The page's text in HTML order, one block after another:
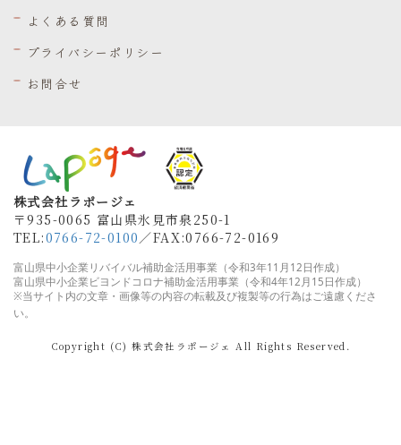
よくある質問
プライバシーポリシー
お問合せ
株式会社ラポージェ
〒935-0065 富山県氷見市泉250-1
TEL:0766-72-0100 ／FAX:0766-72-0169
富山県中小企業リバイバル補助金活用事業（令和3年11月12日作成）
富山県中小企業ビヨンドコロナ補助金活用事業（令和4年12月15日作成）
※当サイト内の文章・画像等の内容の転載及び複製等の行為はご遠慮くださ
い。
Copyright (C) 株式会社ラポージェ All Rights Reserved.